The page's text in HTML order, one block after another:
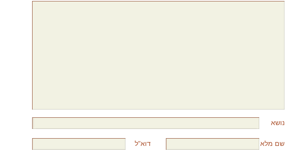
שם מלא דוא"ל
נושא